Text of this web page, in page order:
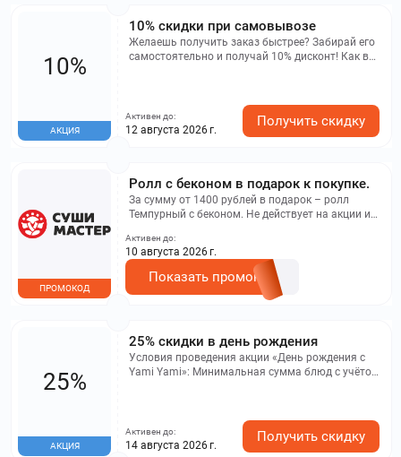
10% скидки при самовывозе
Желаешь получить заказ быстрее? Забирай его
самостоятельно и получай 10% дисконт! Как всё
приложение. Подробности доставки появятся в
информационном окне после оформления.
10%
АКЦИЯ
Активен до:
12 августа 2026 г.
Получить скидку
Ролл с беконом в подарок к покупке.
За сумму от 1400 рублей в подарок – ролл
Темпурный с беконом. Не действует на акции и
ПРОМОКОД
Активен до:
10 августа 2026 г.
Показать промокод
25% скидки в день рождения
Условия проведения акции «День рождения с
Yami Yami»: Минимальная сумма блюд с учётом
с днём рождения. При оформлении заказа на
сайте в комментарии нужно указать фразу
25%
АКЦИЯ
Активен до:
14 августа 2026 г.
Получить скидку